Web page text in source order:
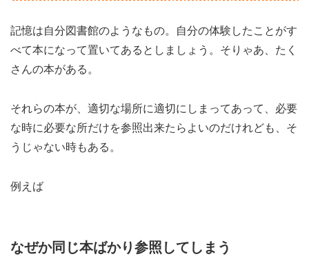
記憶は自分図書館のようなもの。自分の体験したことがす
べて本になって置いてあるとしましょう。そりゃあ、たく
さんの本がある。
それらの本が、適切な場所に適切にしまってあって、必要
な時に必要な所だけを参照出来たらよいのだけれども、そ
うじゃない時もある。
例えば
なぜか同じ本ばかり参照してしまう